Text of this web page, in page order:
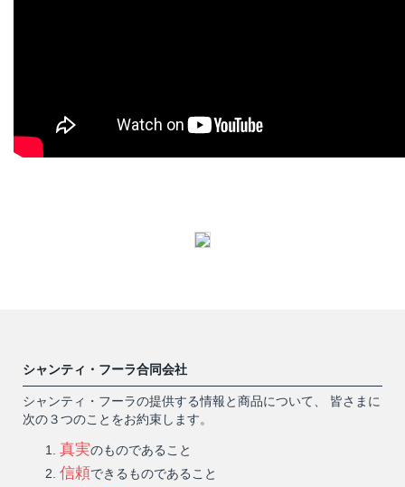
シャンティ・フーラ合同会社
シャンティ・フーラの提供する情報と商品について、 皆さまに
次の３つのことをお約束します。
真実のものであること
信頼できるものであること